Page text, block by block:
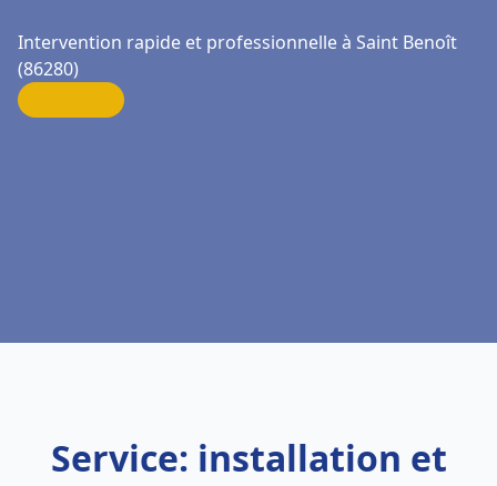
Intervention rapide et professionnelle à Saint Benoît
(86280)
Service: installation et